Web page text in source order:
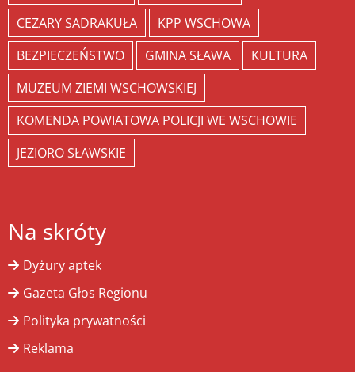
CEZARY SADRAKUŁA
KPP WSCHOWA
BEZPIECZEŃSTWO
GMINA SŁAWA
KULTURA
MUZEUM ZIEMI WSCHOWSKIEJ
KOMENDA POWIATOWA POLICJI WE WSCHOWIE
JEZIORO SŁAWSKIE
Na skróty
Dyżury aptek
Gazeta Głos Regionu
Polityka prywatności
Reklama